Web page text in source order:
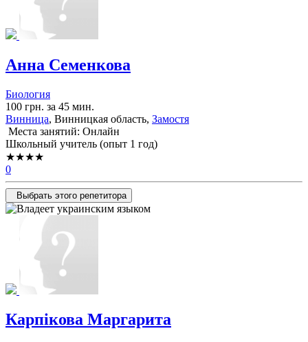
Анна Семенкова
Биология
100 грн. за 45 мин.
Винница, Винницкая область, Замостя
Места занятий: Онлайн
Школьный учитель (опыт 1 год)
★★★★
0
Выбрать этого репетитора
Карпікова Маргарита